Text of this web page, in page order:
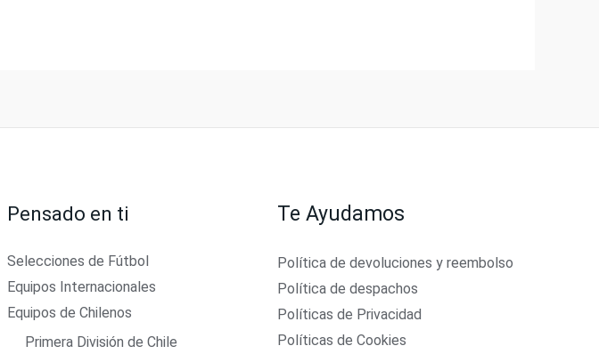
Pensado en ti
Selecciones de Fútbol
Equipos Internacionales
Equipos de Chilenos
Primera División de Chile
Te Ayudamos
Política de devoluciones y reembolso
Política de despachos
Políticas de Privacidad
Políticas de Cookies